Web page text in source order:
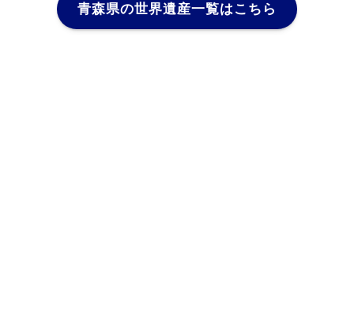
青森県の世界遺産一覧はこちら